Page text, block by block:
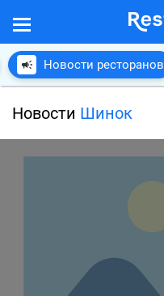
Новости ресторанов
Новости Шинок